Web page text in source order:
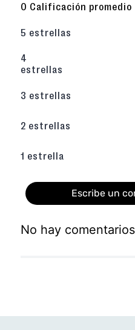
0 Calificación promedio
5 estrellas
4
estrellas
3 estrellas
2 estrellas
1 estrella
Escribe un
No hay